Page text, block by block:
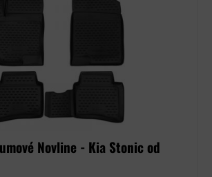
Novline - Kia Stonic od